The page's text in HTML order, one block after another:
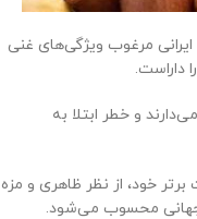
مرغوب ویژگی‌های غنی
داراست.
و خطر ابتلا به
برتر خود، از نظر ظاهری و مزه
جهانی محسوب می‌شود.